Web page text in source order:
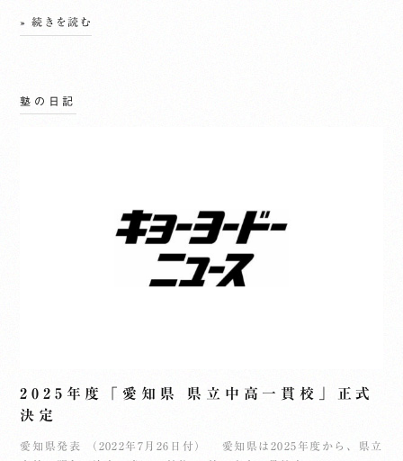
» 続きを読む
塾の日記
2025年度「愛知県 県立中高一貫校」正式
決定
愛知県発表 （2022年7月26日付） 愛知県は2025年度から、県立